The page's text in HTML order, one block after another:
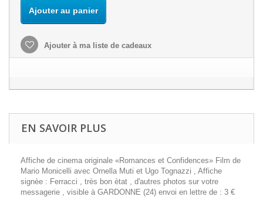
Ajouter au panier
Ajouter à ma liste de cadeaux
EN SAVOIR PLUS
Affiche de cinema originale «Romances et Confidences» Film de
Mario Monicelli avec Ornella Muti et Ugo Tognazzi , Affiche
signèe : Ferracci , très bon ètat , d'autres photos sur votre
messagerie , visible à GARDONNE (24) envoi en lettre de : 3 €